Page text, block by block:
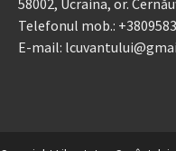
58002, Ucraina, or.
Telefonul mob.:
E-mail: